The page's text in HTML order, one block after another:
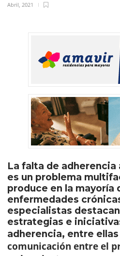
Abril, 2021
La falta de
es un problema
produce en la mayoría
enfermedades
especialistas
estrategias e
adherencia, entre
comunicación entre el